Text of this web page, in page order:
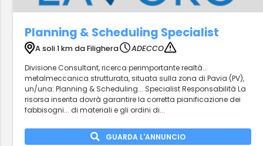
Planning & Scheduling Specialist
A soli 1 km da Filighera
ADECCO
Divisione Consultant, ricerca perimportante realtà...
metalmeccanica strutturata, situata sulla zona di Pavia (PV),
un/una: Planning & Scheduling... Specialist Responsabilità La
risorsa inserita dovrà garantire la corretta pianificazione dei
fabbisogni... di materiali e gli ordini di...
GUARDA L'ANNUNCIO